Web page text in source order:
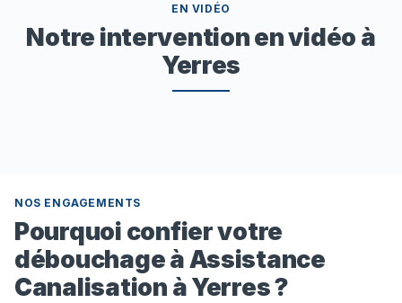
EN VIDÉO
Notre intervention en vidéo à
Yerres
NOS ENGAGEMENTS
Pourquoi confier votre
débouchage à Assistance
Canalisation à Yerres ?